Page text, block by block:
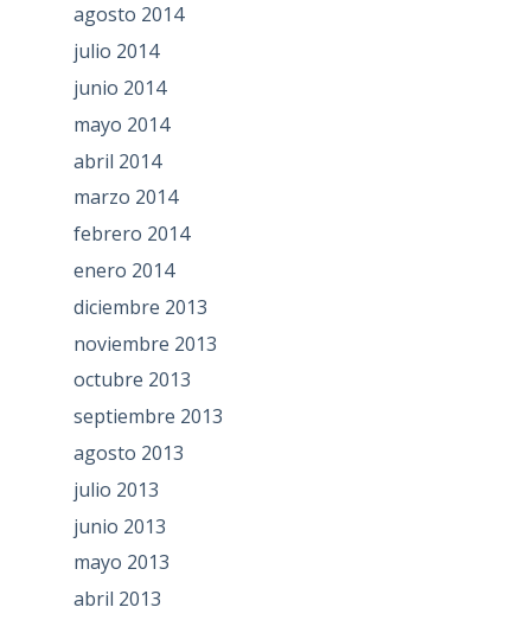
agosto 2014
julio 2014
junio 2014
mayo 2014
abril 2014
marzo 2014
febrero 2014
enero 2014
diciembre 2013
noviembre 2013
octubre 2013
septiembre 2013
agosto 2013
julio 2013
junio 2013
mayo 2013
abril 2013